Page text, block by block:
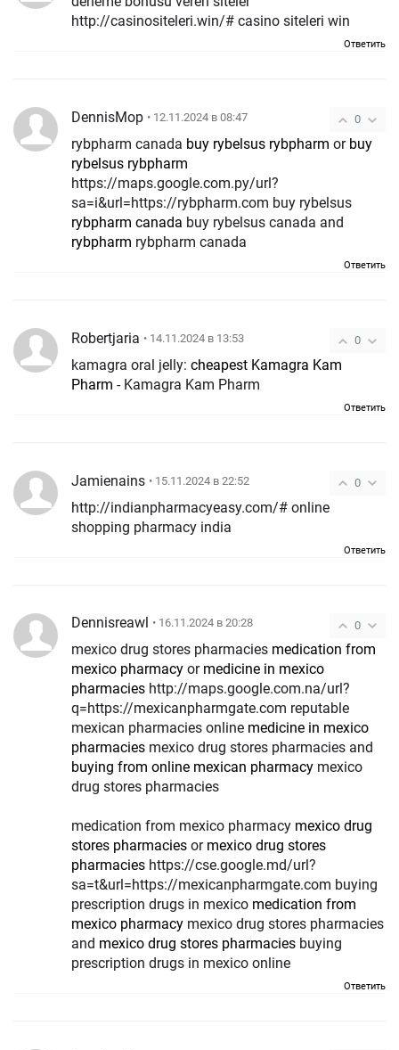
http://casinositeleri.win/# casino siteleri win
Ответить
0
DennisMop • 12.11.2024 в 08:47
rybpharm canada buy rybelsus rybpharm or buy
rybelsus rybpharm
https://maps.google.com.py/url?
sa=i&url=https://rybpharm.com buy rybelsus
rybpharm canada buy rybelsus canada and
rybpharm rybpharm canada
Ответить
0
Robertjaria • 14.11.2024 в 13:53
kamagra oral jelly: cheapest Kamagra Kam
Pharm - Kamagra Kam Pharm
Ответить
0
Jamienains • 15.11.2024 в 22:52
http://indianpharmacyeasy.com/# online
shopping pharmacy india
Ответить
0
Dennisreawl • 16.11.2024 в 20:28
mexico drug stores pharmacies medication from
mexico pharmacy or medicine in mexico
pharmacies
q=https://mexicanpharmgate.com reputable
mexican pharmacies online medicine in mexico
pharmacies mexico drug stores pharmacies and
buying from online mexican pharmacy mexico
drug stores pharmacies
medication from mexico pharmacy mexico drug
stores pharmacies or mexico drug stores
pharmacies
sa=t&url=https://mexicanpharmgate.com buying
prescription drugs in mexico medication from
mexico pharmacy mexico drug stores pharmacies
and mexico drug stores pharmacies buying
prescription drugs in mexico online
Ответить